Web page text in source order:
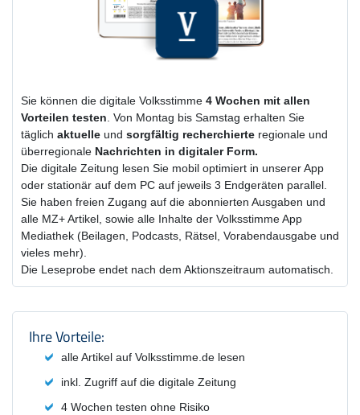
Sie können die digitale Volksstimme 4 Wochen mit allen
Vorteilen testen . Von Montag bis Samstag erhalten Sie
täglich aktuelle und sorgfältig recherchierte regionale und
überregionale Nachrichten in digitaler Form.
Die digitale Zeitung lesen Sie mobil optimiert in unserer App
oder stationär auf dem PC auf jeweils 3 Endgeräten parallel.
Sie haben freien Zugang auf die abonnierten Ausgaben und
alle MZ+ Artikel, sowie alle Inhalte der Volksstimme App
Mediathek (Beilagen, Podcasts, Rätsel, Vorabendausgabe und
vieles mehr).
Die Leseprobe endet nach dem Aktionszeitraum automatisch.
Produktzusammenfassung und
Ihre Vorteile:
alle Artikel auf Volksstimme.de lesen
inkl. Zugriff auf die digitale Zeitung
4 Wochen testen ohne Risiko